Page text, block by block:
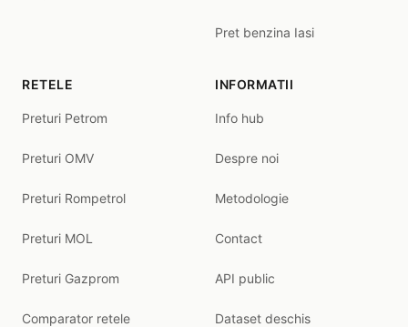
Pret benzina Iasi
RETELE
Preturi Petrom
Preturi OMV
Preturi Rompetrol
Preturi MOL
Preturi Gazprom
Comparator retele
INFORMATII
Info hub
Despre noi
Metodologie
Contact
API public
Dataset deschis